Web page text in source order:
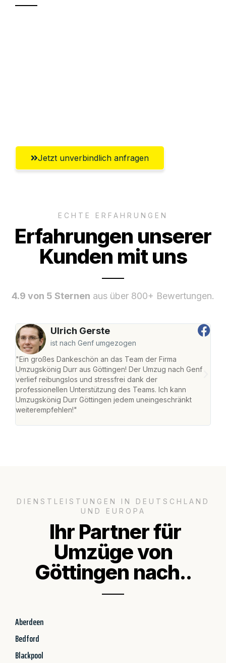
Jetzt unverbindlich anfragen
ECHTE ERFAHRUNGEN
Erfahrungen unserer
Kunden mit uns
4.9 von 5 Sternen aus über 800+ Bewertungen.
Ulrich Gerste
ist nach Genf umgezogen
"Ein großes Dankeschön an das Team der Firma
Umzugskönig Durr aus Göttingen! Der Umzug nach Genf
verlief reibungslos und stressfrei dank der
professionellen Unterstützung des Teams. Ich kann
Umzugskönig Durr Göttingen jedem uneingeschränkt
weiterempfehlen!"
DIENSTLEISTUNGEN IN DEUTSCHLAND
UND EUROPA
Ihr Partner für
Umzüge von
Göttingen nach..
Aberdeen
Bedford
Blackpool